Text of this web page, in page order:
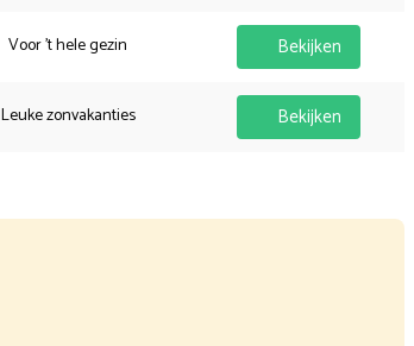
Voor 't hele gezin Bekijken
Leuke zonvakanties Bekijken